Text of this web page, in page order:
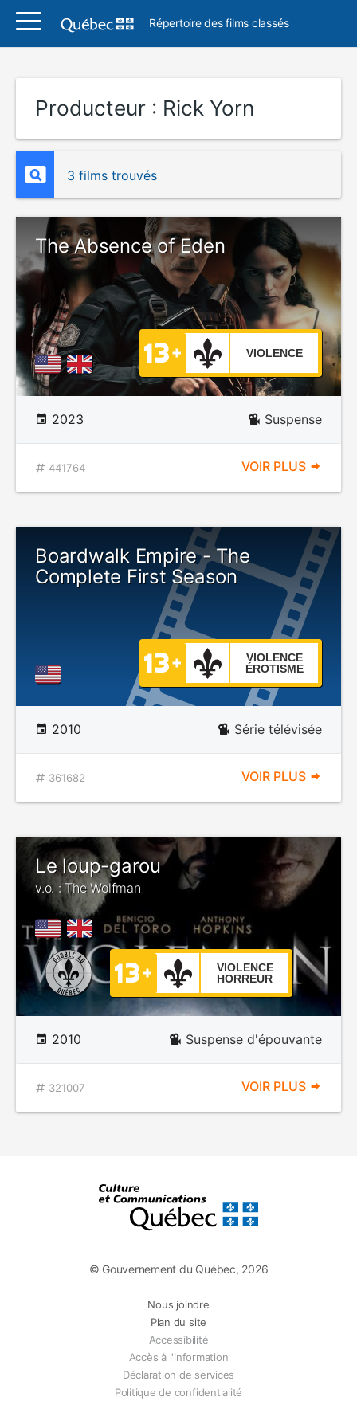
Répertoire des films classés
Producteur : Rick Yorn
3 films trouvés
The Absence of Eden
VIOLENCE
2023 Suspense
441764 VOIR PLUS
Boardwalk Empire - The
Complete First Season
VIOLENCE
ÉROTISME
2010 Série télévisée
361682 VOIR PLUS
Le loup-garou
v.o. : The Wolfman
VIOLENCE
HORREUR
2010 Suspense d'épouvante
321007 VOIR PLUS
© Gouvernement du Québec, 2026
Nous joindre
Plan du site
Accessibilité
Accès à l'information
Déclaration de services
Politique de confidentialité